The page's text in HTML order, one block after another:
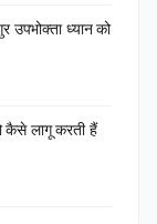
ध्यान को
कैसे लागू करती हैं